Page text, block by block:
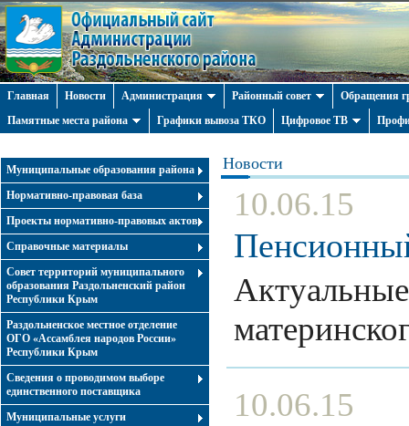
Главная Новости Администрация Районный совет
Обращения
Памятные места района
Графики вывоза ТКО Цифровое ТВ
Муниципальные образования района
Нормативно-правовая база
Проекты нормативно-правовых актов
Справочные материалы
Совет территорий муниципального
образования Раздольненский район
Республики Крым
Раздольненское местное отделение
ОГО «Ассамблея народов России»
Республики Крым
Cведения о проводимом выборе
единственного поставщика
Муниципальные услуги
Новости
10.06.15
10.06.15